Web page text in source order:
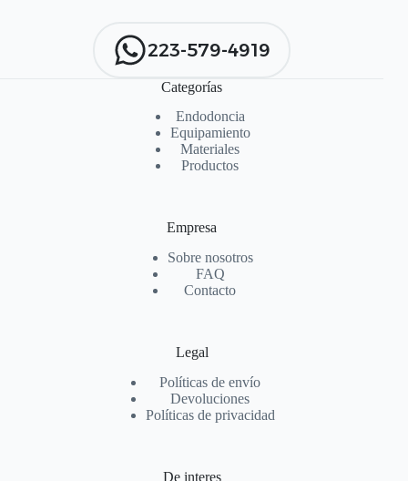
223-579-4919
Categorías
Endodoncia
Equipamiento
Materiales
Productos
Empresa
Sobre nosotros
FAQ
Contacto
Legal
Políticas de envío
Devoluciones
Políticas de privacidad
De interes